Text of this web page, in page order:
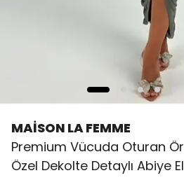
MAİSON LA FEMME
Premium Vücuda Oturan
Özel Dekolte Detaylı Abiye